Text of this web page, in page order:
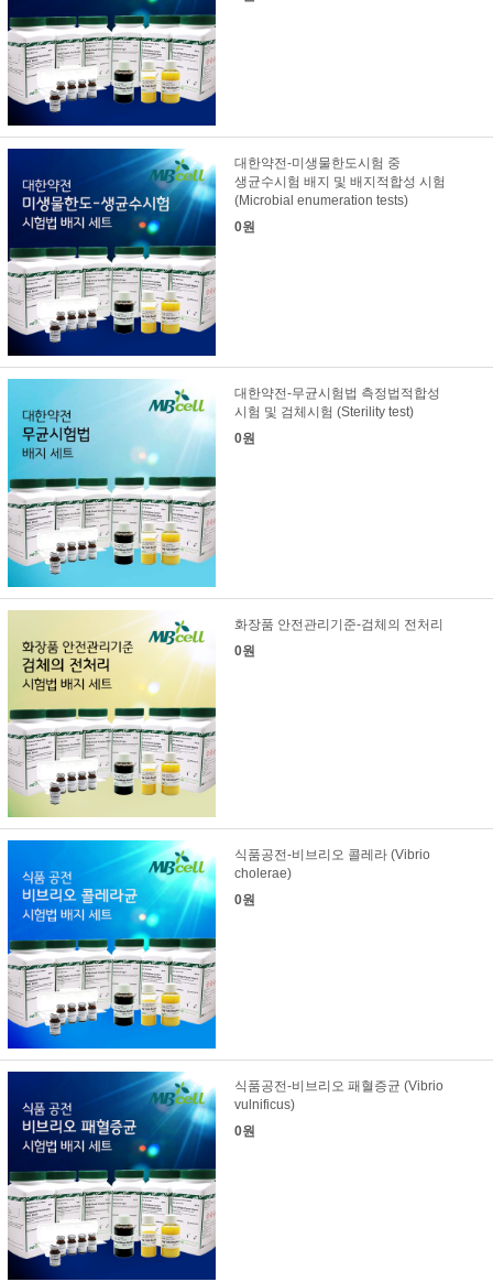
대한약전-미생물한도시험 중
생균수시험 배지 및 배지적합성 시험
(Microbial enumeration tests)
0원
대한약전-무균시험법 측정법적합성
시험 및 검체시험 (Sterility test)
0원
화장품 안전관리기준-검체의 전처리
0원
식품공전-비브리오 콜레라 (Vibrio
cholerae)
0원
식품공전-비브리오 패혈증균 (Vibrio
vulnificus)
0원